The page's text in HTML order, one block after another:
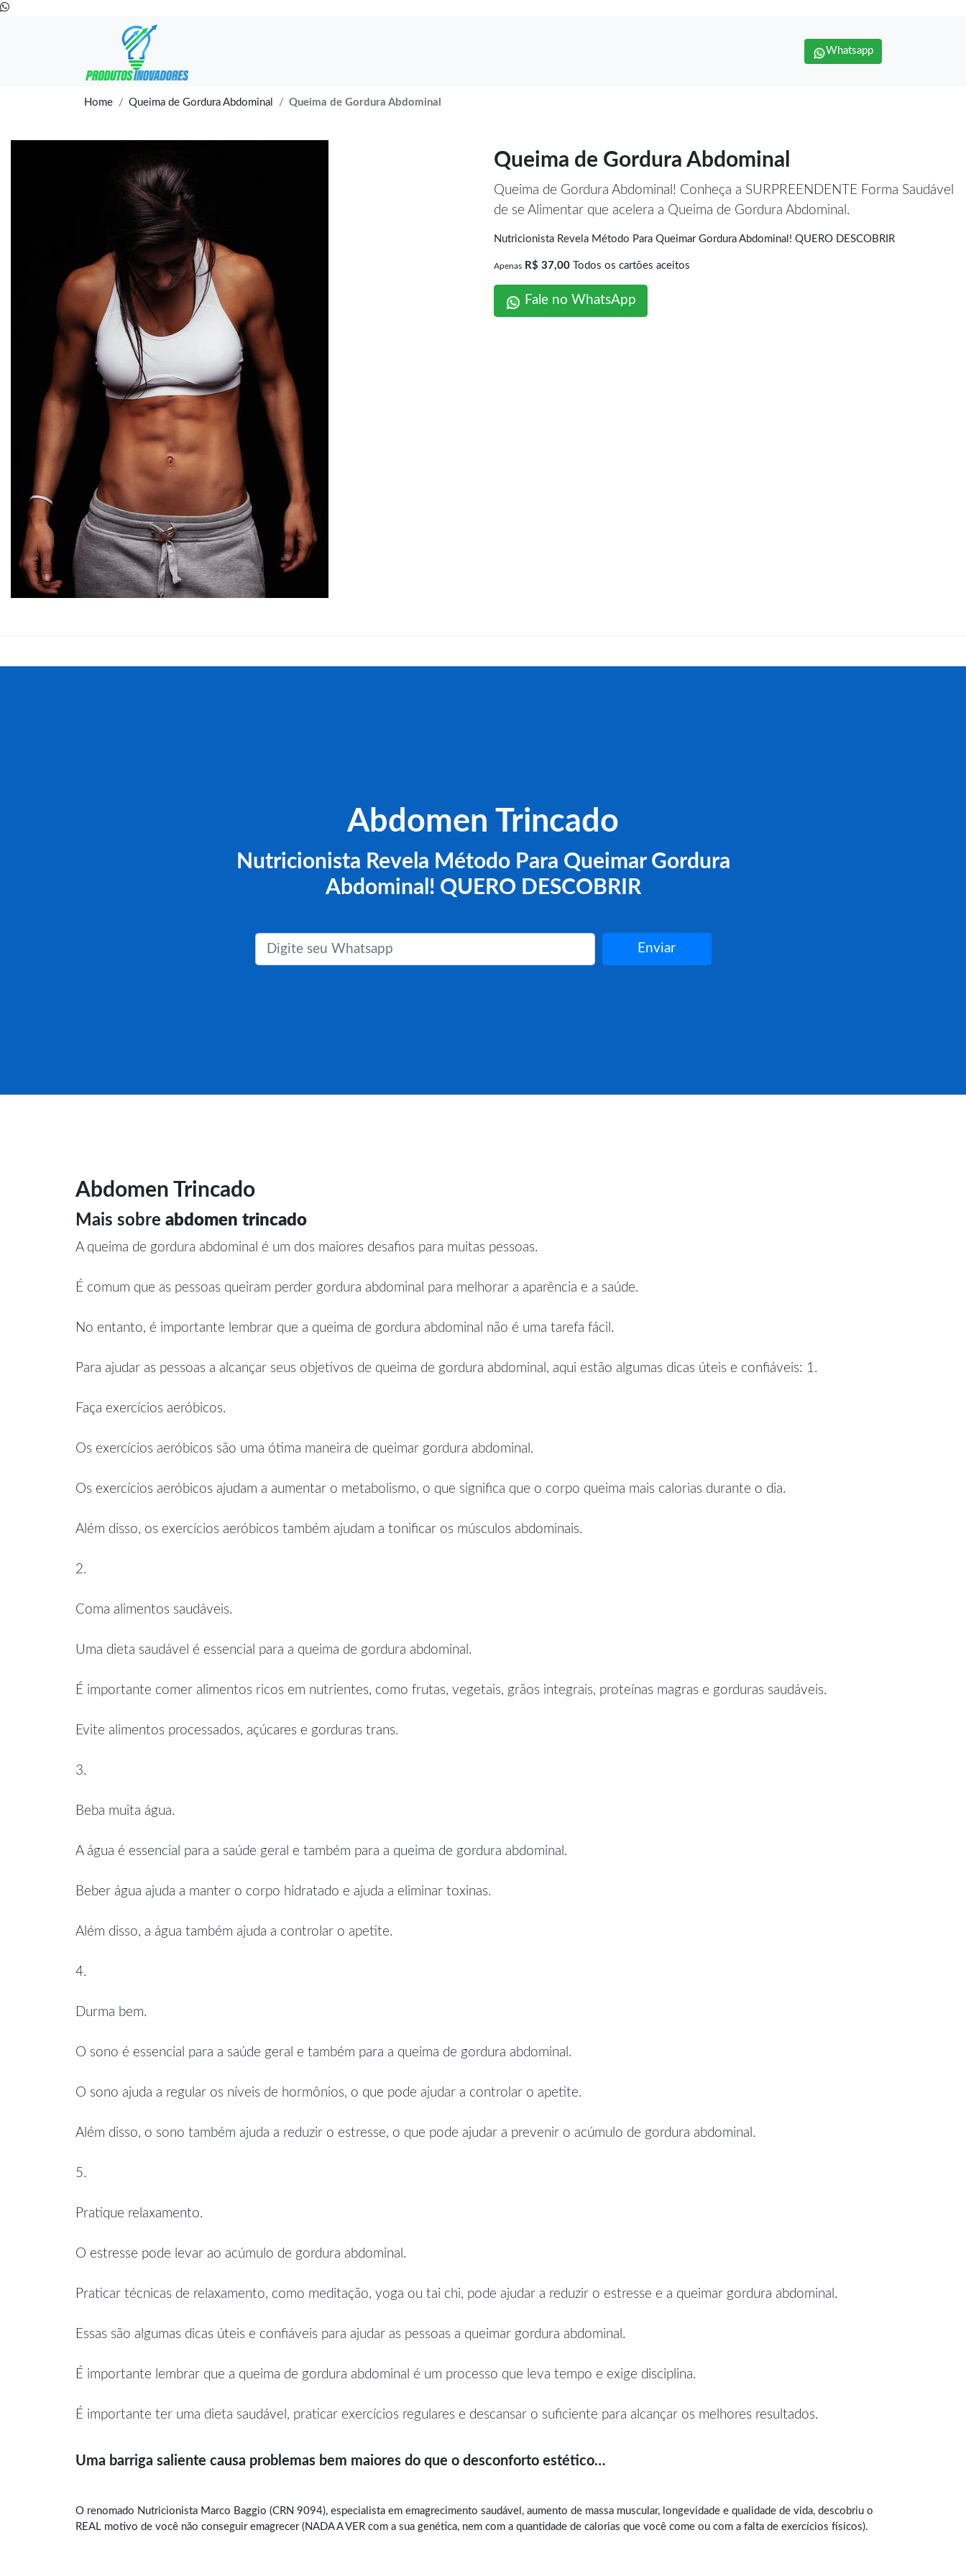
Whatsapp
Home Queima de Gordura Abdominal Queima de Gordura Abdominal
Queima de Gordura Abdominal
Queima de Gordura Abdominal! Conheça a SURPREENDENTE Forma Saudável
de se Alimentar que acelera a Queima de Gordura Abdominal.
Nutricionista Revela Método Para Queimar Gordura Abdominal! QUERO DESCOBRIR
Apenas R$ 37,00 Todos os cartões aceitos
Fale no WhatsApp
Abdomen Trincado
Nutricionista Revela Método Para Queimar Gordura
Abdominal! QUERO DESCOBRIR
Enviar
Abdomen Trincado
Mais sobre abdomen trincado
A queima de gordura abdominal é um dos maiores desafios para muitas pessoas.
É comum que as pessoas queiram perder gordura abdominal para melhorar a aparência e a saúde.
No entanto, é importante lembrar que a queima de gordura abdominal não é uma tarefa fácil.
Para ajudar as pessoas a alcançar seus objetivos de queima de gordura abdominal, aqui estão algumas dicas úteis e confiáveis: 1.
Faça exercícios aeróbicos.
Os exercícios aeróbicos são uma ótima maneira de queimar gordura abdominal.
Os exercícios aeróbicos ajudam a aumentar o metabolismo, o que significa que o corpo queima mais calorias durante o dia.
Além disso, os exercícios aeróbicos também ajudam a tonificar os músculos abdominais.
2.
Coma alimentos saudáveis.
Uma dieta saudável é essencial para a queima de gordura abdominal.
É importante comer alimentos ricos em nutrientes, como frutas, vegetais, grãos integrais, proteínas magras e gorduras saudáveis.
Evite alimentos processados, açúcares e gorduras trans.
3.
Beba muita água.
A água é essencial para a saúde geral e também para a queima de gordura abdominal.
Beber água ajuda a manter o corpo hidratado e ajuda a eliminar toxinas.
Além disso, a água também ajuda a controlar o apetite.
4.
Durma bem.
O sono é essencial para a saúde geral e também para a queima de gordura abdominal.
O sono ajuda a regular os níveis de hormônios, o que pode ajudar a controlar o apetite.
Além disso, o sono também ajuda a reduzir o estresse, o que pode ajudar a prevenir o acúmulo de gordura abdominal.
5.
Pratique relaxamento.
O estresse pode levar ao acúmulo de gordura abdominal.
Praticar técnicas de relaxamento, como meditação, yoga ou tai chi, pode ajudar a reduzir o estresse e a queimar gordura abdominal.
Essas são algumas dicas úteis e confiáveis para ajudar as pessoas a queimar gordura abdominal.
É importante lembrar que a queima de gordura abdominal é um processo que leva tempo e exige disciplina.
É importante ter uma dieta saudável, praticar exercícios regulares e descansar o suficiente para alcançar os melhores resultados.
Uma barriga saliente causa problemas bem maiores do que o desconforto estético…
O renomado Nutricionista Marco Baggio (CRN 9094), especialista em emagrecimento saudável , aumento de massa muscular, longevidade e qualidade de vida, descobriu o
REAL motivo de você não conseguir emagrecer (NADA A VER com a sua genética, nem com a quantidade de calorias que você come ou com a falta de exercícios físicos).